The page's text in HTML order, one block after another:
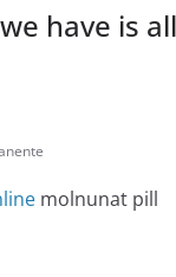
have is
molnunat pill